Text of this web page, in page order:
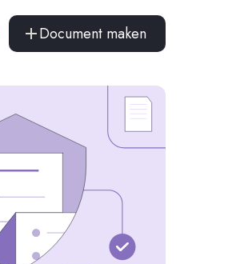
Document maken